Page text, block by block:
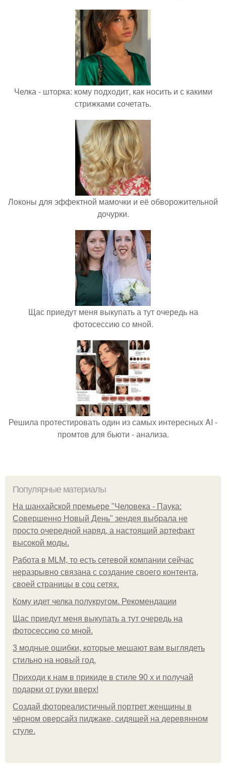
Челка - шторка: кому подходит, как носить и с какими
стрижками сочетать.
Локоны для эффектной мамочки и её обворожительной
дочурки.
Щас приедут меня выкупать а тут очередь на
фотосессию со мной.
Решила протестировать один из самых интересных AI -
промтов для бьюти - анализа.
Популярные материалы
На шанхайской премьере "Человека - Паука:
Совершенно Новый День" зендея выбрала не
просто очередной наряд, а настоящий артефакт
высокой моды.
Работа в MLM, то есть сетевой компании сейчас
неразрывно связана с создание своего контента,
своей страницы в соц сетях.
Кому идет челка полукругом. Рекомендации
Щас приедут меня выкупать а тут очередь на
фотосессию со мной.
3 модные ошибки, которые мешают вам выглядеть
стильно на новый год.
Приходи к нам в прикиде в стиле 90 х и получай
подарки от руки вверх!
Создай фотореалистичный портрет женщины в
чёрном оверсайз пиджаке, сидящей на деревянном
стуле.